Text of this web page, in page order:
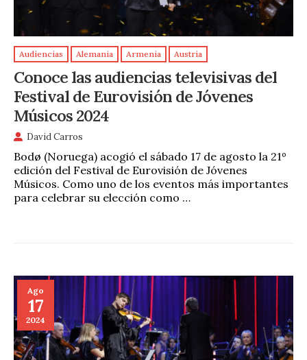
Audiencias Alemania Armenia Austria
Conoce las audiencias televisivas del
Festival de Eurovisión de Jóvenes
Músicos 2024
David Carros
Bodø (Noruega) acogió el sábado 17 de agosto la 21º
edición del Festival de Eurovisión de Jóvenes
Músicos. Como uno de los eventos más importantes
para celebrar su elección como …
Ago
17
2024